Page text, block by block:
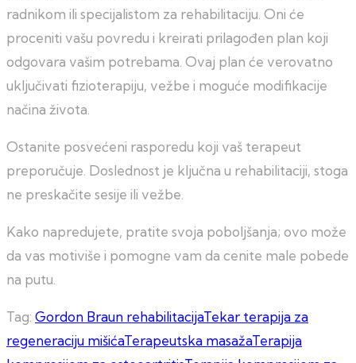
radnikom ili specijalistom za rehabilitaciju. Oni će
proceniti vašu povredu i kreirati prilagođen plan koji
odgovara vašim potrebama. Ovaj plan će verovatno
uključivati fizioterapiju, vežbe i moguće modifikacije
načina života.
Ostanite posvećeni rasporedu koji vaš terapeut
preporučuje. Doslednost je ključna u rehabilitaciji, stoga
ne preskačite sesije ili vežbe.
Kako napredujete, pratite svoja poboljšanja; ovo može
da vas motiviše i pomogne vam da cenite male pobede
na putu.
Tag: Gordon Braun rehabilitacijaTekar terapija za
regeneraciju mišićaTerapeutska masažaTerapija